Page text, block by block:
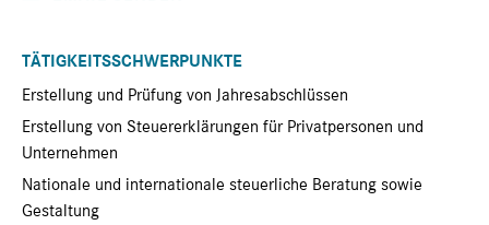
TÄTIGKEITSSCHWERPUNKTE
Erstellung und Prüfung von Jahresabschlüssen
Erstellung von Steuererklärungen für Privatpersonen und
Unternehmen
Nationale und internationale steuerliche Beratung sowie
Gestaltung